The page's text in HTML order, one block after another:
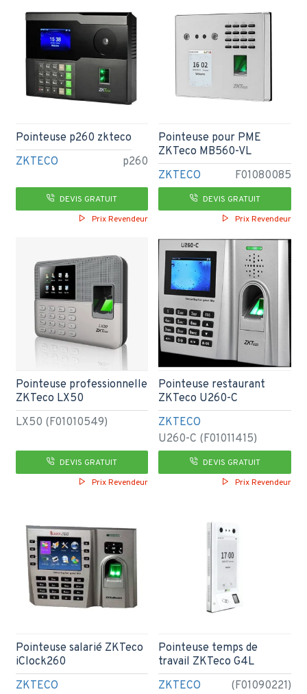
ZKTECO p260
Pointeuse p260 zkteco
DEVIS GRATUIT
Prix Revendeur
ZKTECO F01080085
Pointeuse pour PME
ZKTeco MB560-VL
DEVIS GRATUIT
Prix Revendeur
LX50 (F01010549)
Pointeuse professionnelle
ZKTeco LX50
DEVIS GRATUIT
Prix Revendeur
ZKTECO
U260-C (F01011415)
Pointeuse restaurant
ZKTeco U260-C
DEVIS GRATUIT
Prix Revendeur
ZKTECO
Pointeuse salarié ZKTeco
iClock260
ZKTECO (F01090221)
Pointeuse temps de
travail ZKTeco G4L